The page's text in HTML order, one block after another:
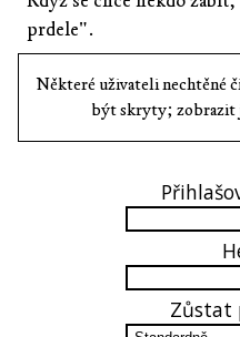
prdele".
Některé uživateli nechtěné
být skryty; zobrazit
Zůstat